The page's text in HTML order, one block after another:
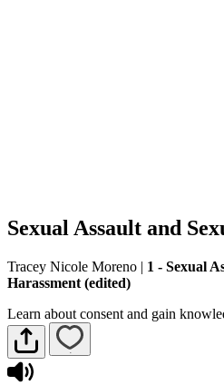
Sexual Assault and
Tracey Nicole Moreno | 1 - Sexual
Harassment (edited)
Learn about consent and gain